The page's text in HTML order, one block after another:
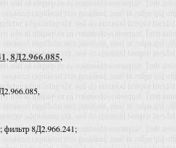
8Д2.966.085,
8Д2.966.241;